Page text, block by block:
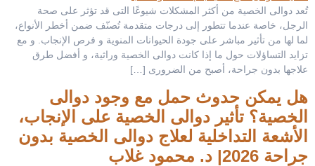
تُعد دوالى الخصية من أكثر المشكلات شيوعًا التى قد تؤثر على صحة
الرجل، خاصة عندما تتطور إلى درجات متقدمة تُصنّف ضمن أخطر الأنواع،
لما لها من تأثير مباشر على جودة الحيوانات المنوية و فرص الإنجاب. و مع
تزايد التساؤلات حول ما إذا كانت دوالى الخصية وراثية، و أفضل طرق
علاجها بدون جراحة، أصبح من الضرورى […]
هل يمكن حدوث حمل مع وجود دوالى
الخصية؟ تأثير دوالى الخصية على الإنجاب،
الأشعة التداخلية لعلاج دوالى الخصية بدون
جراحة 2026| د. محمود غلاب